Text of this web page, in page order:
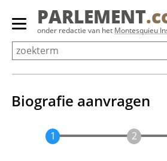
Overslaan
Primair
menu
tonen/verbergen
PARLEMENT
onder redactie van het Montesquieu
Biografie aanvragen